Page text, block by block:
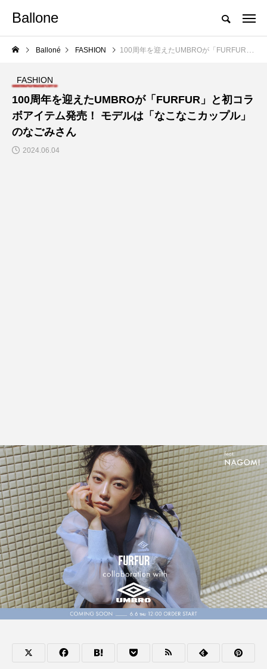
Ballone
Balloné FASHION 100周年を迎えたUMBROが「FURFUR」と初コラボアイテム発売！ モデルは「なこなこカップル」のなごみさん
FASHION
100周年を迎えたUMBROが「FURFUR」と初コラ
ボアイテム発売！ モデルは「なこなこカップル」
のなごみさん
2024.06.04